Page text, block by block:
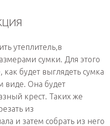
утеплитель,в
сумки. Для этого
как будет выглядеть сумка
виде. Она будет
крест. Таких же
из
и затем собрать из него